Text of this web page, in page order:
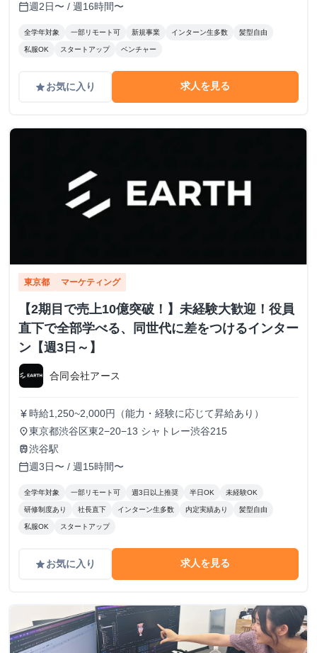
calendar_today週2日〜 / 週16時間〜
全学年対象 一部リモート可 新規事業 インターン生多数 髪型自由
私服OK スタートアップ ベンチャー
gradeお気に入り 求人を見る
東京都 マーケティング
【2期目で売上10億突破！】未経験大歓迎！役員
直下で全部学べる、同世代に差をつけるインター
ン【週3日～】
合同会社アース
currency_yen 時給1,250~2,000円（能力・経験に応じて昇給あり）
place東京都渋谷区東2−20−13 シャトレー渋谷215
train渋谷駅
calendar_today週3日〜 / 週15時間〜
全学年対象 一部リモート可 週3日以上推奨 半日OK 未経験OK
研修制度あり 社長直下 インターン生多数 内定実績あり 髪型自由
私服OK スタートアップ
gradeお気に入り 求人を見る